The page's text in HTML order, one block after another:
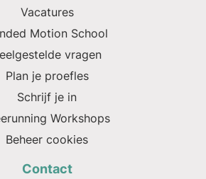
Vacatures
Motion School
vragen
Plan je proefles
Schrijf je in
Workshops
Beheer cookies
Contact